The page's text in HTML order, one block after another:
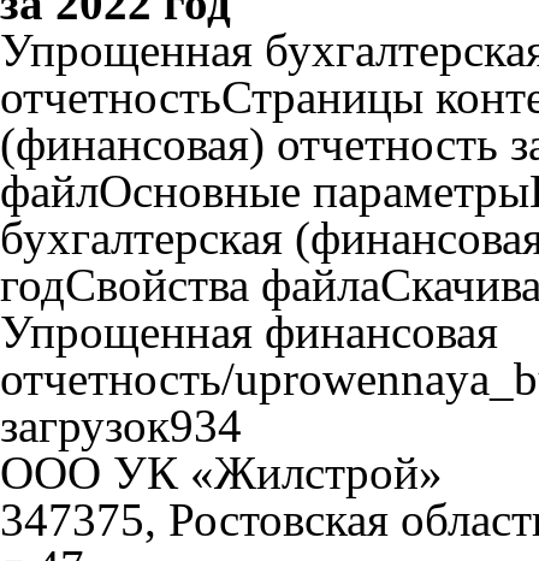
Упрощенная
отчетностьСтраницы
(финансовая) отчетность
файлОсновные
бухгалтерская
годСвойства
Упрощенная финансовая
отчетность/
загрузок934
ООО УК «Жилстрой»
347375, Ростовская